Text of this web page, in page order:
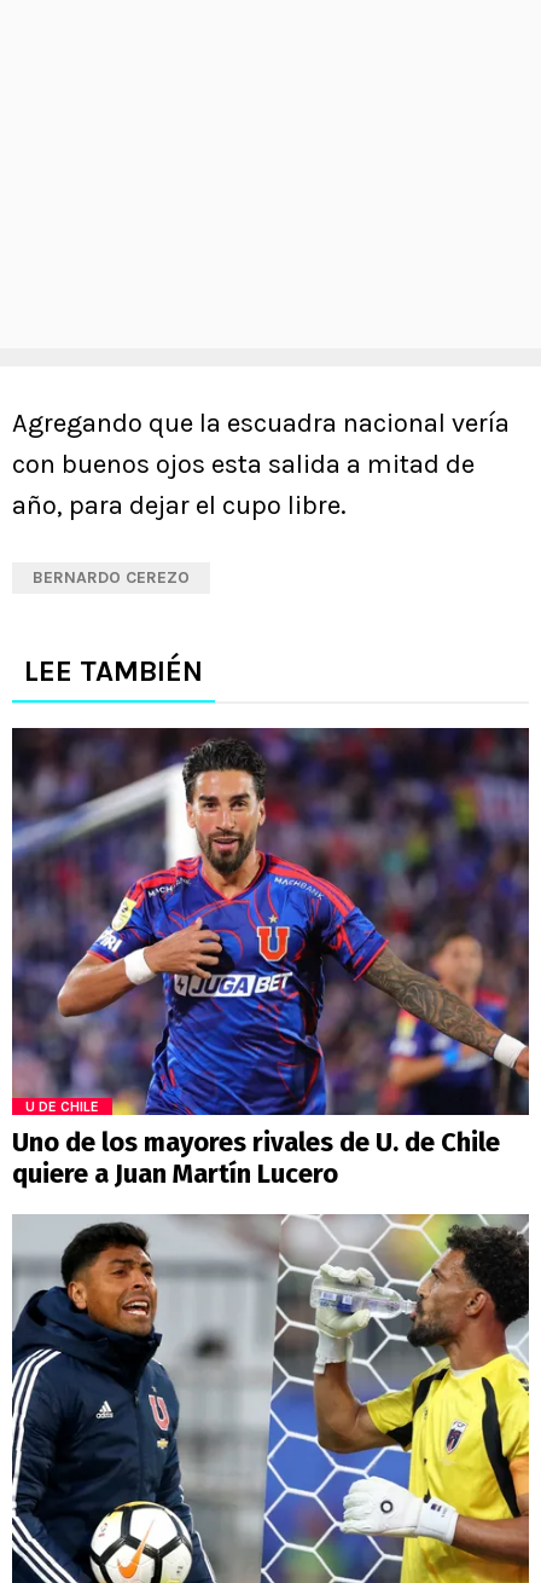
Agregando que la escuadra nacional vería
con buenos ojos esta salida a mitad de
año, para dejar el cupo libre.
BERNARDO CEREZO
LEE TAMBIÉN
U DE CHILE
Uno de los mayores rivales de U. de Chile
quiere a Juan Martín Lucero